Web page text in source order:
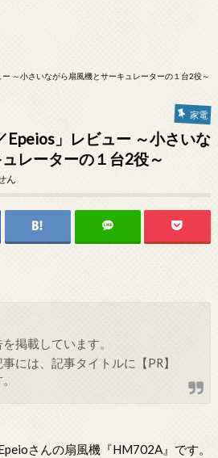
～小さいながら扇風機とサーキュレーターの１台2役～
家電
Epeios」レビュー ～小さいな
レーターの１台2役～
ん
を掲載しています。
には、記事タイトルに【PR】
さんの扇風機『HM702A』です。